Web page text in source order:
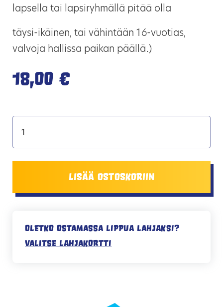
lapsella tai lapsiryhmällä pitää olla
täysi-ikäinen, tai vähintään 16-vuotias,
valvoja hallissa paikan päällä.)
18,00 €
Lisää ostoskoriin
Oletko ostamassa lippua lahjaksi?
Valitse lahjakortti